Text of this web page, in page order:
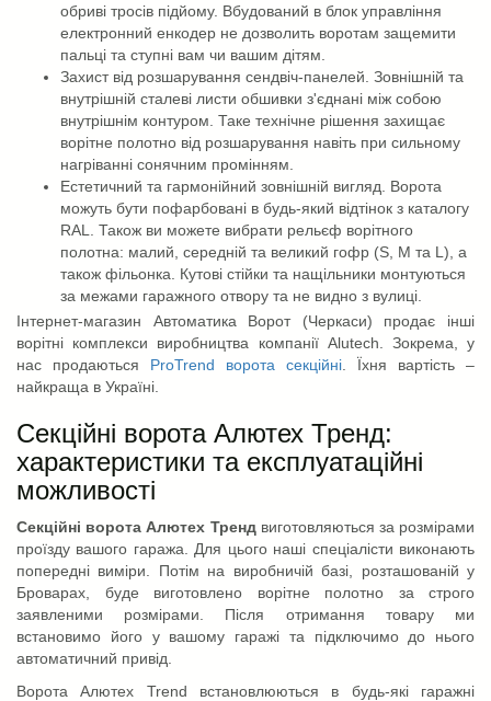
обриві тросів підйому. Вбудований в блок управління
електронний енкодер не дозволить воротам защемити
пальці та ступні вам чи вашим дітям.
Захист від розшарування сендвіч-панелей. Зовнішній та
внутрішній сталеві листи обшивки з'єднані між собою
внутрішнім контуром. Таке технічне рішення захищає
ворітне полотно від розшарування навіть при сильному
нагріванні сонячним промінням.
Естетичний та гармонійний зовнішній вигляд. Ворота
можуть бути пофарбовані в будь-який відтінок з каталогу
RAL. Також ви можете вибрати рельєф ворітного
полотна: малий, середній та великий гофр (S, M та L), а
також фільонка. Кутові стійки та нащільники монтуються
за межами гаражного отвору та не видно з вулиці.
Інтернет-магазин Автоматика Ворот (Черкаси) продає інші
ворітні комплекси виробництва компанії Alutech. Зокрема, у
нас продаються ProTrend ворота секційні . Їхня вартість –
найкраща в Україні.
Секційні ворота Алютех Тренд:
характеристики та експлуатаційні
можливості
Секційні ворота Алютех Трендвиготовляються за розмірами
проїзду вашого гаража. Для цього наші спеціалісти виконають
попередні виміри. Потім на виробничій базі, розташованій у
Броварах, буде виготовлено ворітне полотно за строго
заявленими розмірами. Після отримання товару ми
встановимо його у вашому гаражі та підключимо до нього
автоматичний привід.
Ворота Алютех Trend встановлюються в будь-які гаражні